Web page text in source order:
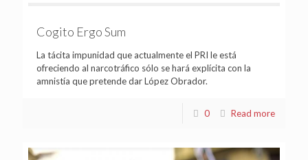
Cogito Ergo Sum
La tácita impunidad que actualmente el PRI le está
ofreciendo al narcotráfico sólo se hará explícita con la
amnistía que pretende dar López Obrador.
0 Read more